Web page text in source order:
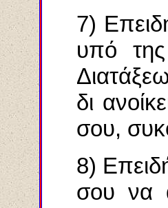
7)
υπό
δι
σου,
8)
σου να